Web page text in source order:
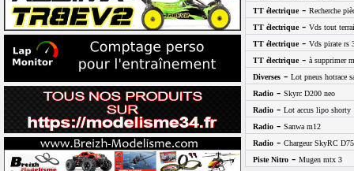
TT électrique- Recherche
TT électrique- Vds tout
TT électrique- Vds pirate rs
TT électrique- à supprimer
Diverses - Lot pneus hotrace
Radio - Skyrc D200 neo
Radio - Lot accus lipo shorty
Radio - Sanwa m12
Radio - Chargeur SkyRC
Piste Nitro - Mugen mtx 3